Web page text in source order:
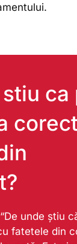
ca
unde știu
fatetele din